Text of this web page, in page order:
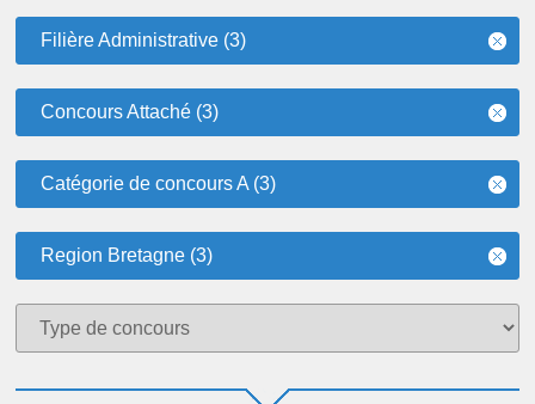
Filière Administrative (3)
Concours Attaché (3)
Catégorie de concours A (3)
Region Bretagne (3)